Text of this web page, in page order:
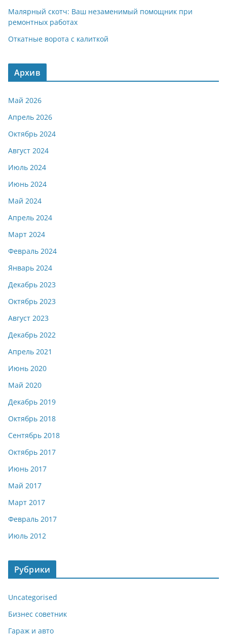
Малярный скотч: Ваш незаменимый помощник при
ремонтных работах
Откатные ворота с калиткой
Архив
Май 2026
Апрель 2026
Октябрь 2024
Август 2024
Июль 2024
Июнь 2024
Май 2024
Апрель 2024
Март 2024
Февраль 2024
Январь 2024
Декабрь 2023
Октябрь 2023
Август 2023
Декабрь 2022
Апрель 2021
Июнь 2020
Май 2020
Декабрь 2019
Октябрь 2018
Сентябрь 2018
Октябрь 2017
Июнь 2017
Май 2017
Март 2017
Февраль 2017
Июль 2012
Рубрики
Uncategorised
Бизнес советник
Гараж и авто